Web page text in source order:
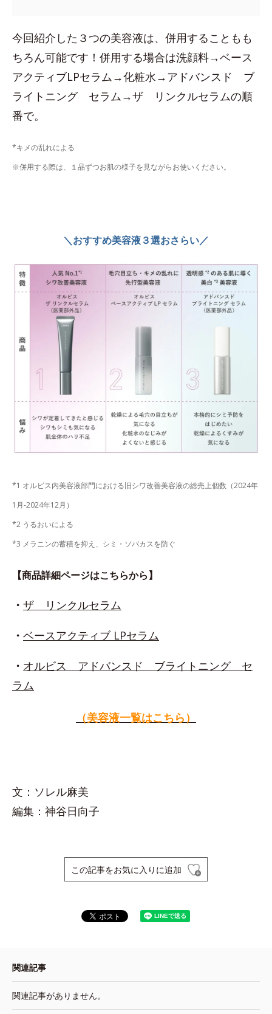
今回紹介した３つの美容液は、併用することもも
ちろん可能です！併用する場合は洗顔料→ベース
アクティブLPセラム→化粧水→アドバンスド ブ
ライトニング セラム→ザ リンクルセラムの順
番で。
*キメの乱れによる
※併用する際は、１品ずつお肌の様子を見ながらお使いください。
＼おすすめ美容液３選おさらい／
*1 オルビス内美容液部門における旧シワ改善美容液の総売上個数（2024年
1月-2024年12月）
*2 うるおいによる
*3 メラニンの蓄積を抑え、シミ・ソバカスを防ぐ
【商品詳細ページはこちらから】
・ ザ リンクルセラム
・ ベースアクティブ LPセラム
・ オルビス アドバンスド ブライトニング セ
ラム
（美容液一覧はこちら）
文：ソレル麻美
編集：神谷日向子
この記事をお気に入りに追加
関連記事
関連記事がありません。